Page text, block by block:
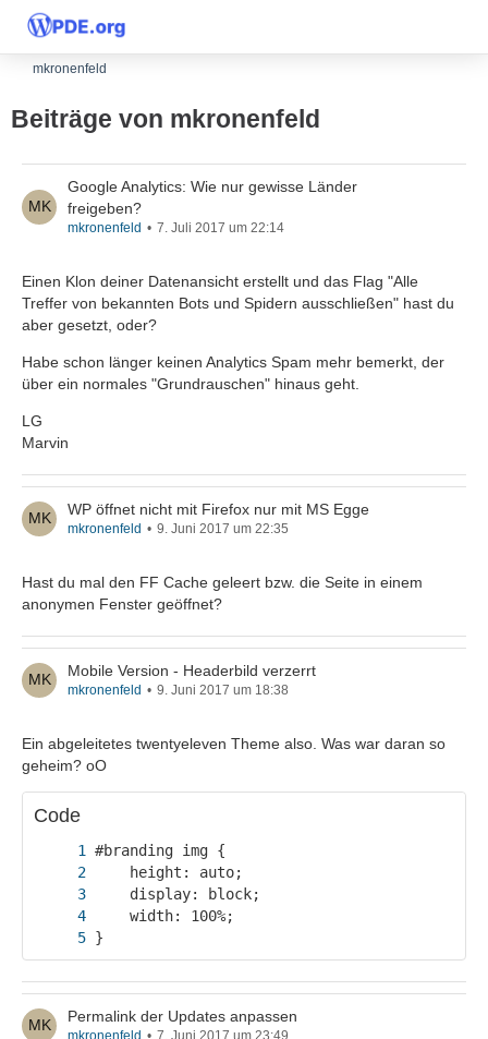
mkronenfeld
Beiträge von mkronenfeld
Google Analytics: Wie nur gewisse Länder
freigeben?
mkronenfeld 7. Juli 2017 um 22:14
Einen Klon deiner Datenansicht erstellt und das Flag "Alle
Treffer von bekannten Bots und Spidern ausschließen" hast du
aber gesetzt, oder?
Habe schon länger keinen Analytics Spam mehr bemerkt, der
über ein normales "Grundrauschen" hinaus geht.
LG
Marvin
WP öffnet nicht mit Firefox nur mit MS Egge
mkronenfeld 9. Juni 2017 um 22:35
Hast du mal den FF Cache geleert bzw. die Seite in einem
anonymen Fenster geöffnet?
Mobile Version - Headerbild verzerrt
mkronenfeld 9. Juni 2017 um 18:38
Ein abgeleitetes twentyeleven Theme also. Was war daran so
geheim? oO
Code
}
Permalink der Updates anpassen
mkronenfeld 7. Juni 2017 um 23:49